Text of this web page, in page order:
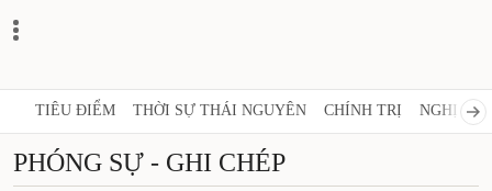
TIÊU ĐIỂM THỜI SỰ THÁI NGUYÊN CHÍNH TRỊ NGHỊ
PHÓNG SỰ - GHI CHÉP